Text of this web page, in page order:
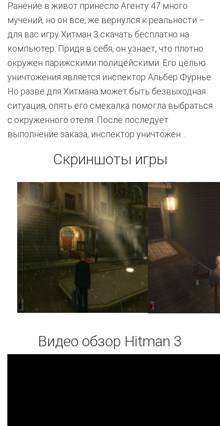
Ранение в живот принесло Агенту 47 много
мучений, но он все, же вернулся к реальности –
для вас игру Хитман 3 скачать бесплатно на
компьютер. Придя в себя, он узнает, что плотно
окружен парижскими полицейскими. Его целью
уничтожения является инспектор Альбер Фурнье.
Но разве для Хитмана может быть безвыходная
ситуация, опять его смекалка помогла выбраться
с окруженного отеля. После последует
выполнение заказа, инспектор уничтожен…
Скриншоты игры
Видео обзор Hitman 3